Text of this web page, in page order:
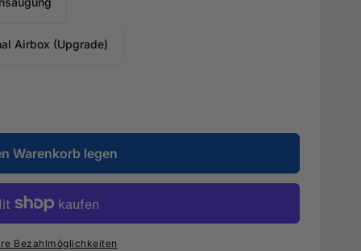
Airbox (Upgrade)
Warenkorb legen
Bezahlmöglichkeiten